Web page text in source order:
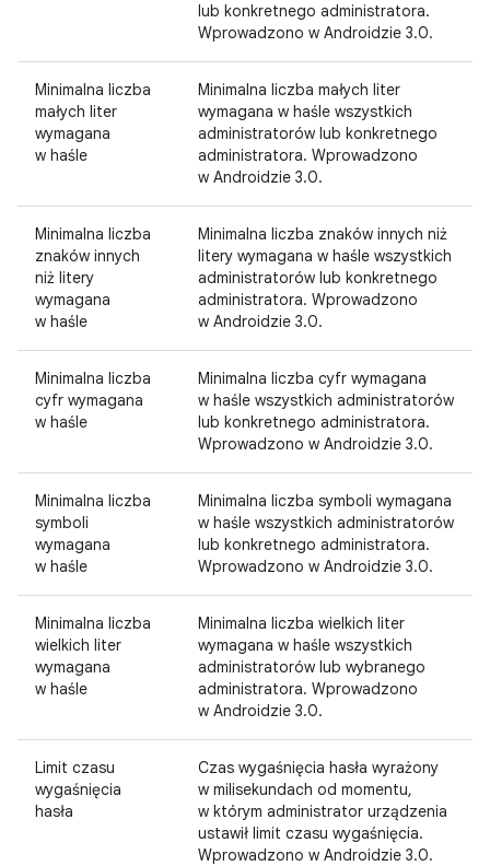
lub konkretnego administratora.
Wprowadzono w Androidzie 3.0.
Minimalna liczba
małych liter
wymagana
w haśle
Minimalna liczba małych liter
wymagana w haśle wszystkich
administratorów lub konkretnego
administratora. Wprowadzono
w Androidzie 3.0.
Minimalna liczba
znaków innych
niż litery
wymagana
w haśle
Minimalna liczba znaków innych niż
litery wymagana w haśle wszystkich
administratorów lub konkretnego
administratora. Wprowadzono
w Androidzie 3.0.
Minimalna liczba
cyfr wymagana
w haśle
Minimalna liczba cyfr wymagana
w haśle wszystkich administratorów
lub konkretnego administratora.
Wprowadzono w Androidzie 3.0.
Minimalna liczba
symboli
wymagana
w haśle
Minimalna liczba symboli wymagana
w haśle wszystkich administratorów
lub konkretnego administratora.
Wprowadzono w Androidzie 3.0.
Minimalna liczba
wielkich liter
wymagana
w haśle
Minimalna liczba wielkich liter
wymagana w haśle wszystkich
administratorów lub wybranego
administratora. Wprowadzono
w Androidzie 3.0.
Limit czasu
wygaśnięcia
hasła
Czas wygaśnięcia hasła wyrażony
w milisekundach od momentu,
w którym administrator urządzenia
ustawił limit czasu wygaśnięcia.
Wprowadzono w Androidzie 3.0.